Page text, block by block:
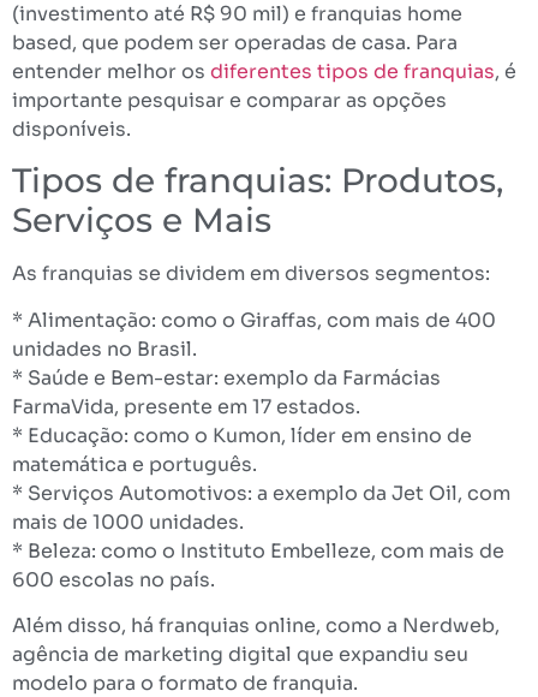
(investimento até R$ 90 mil) e franquias home
based, que podem ser operadas de casa. Para
entender melhor os diferentes tipos de franquias, é
importante pesquisar e comparar as opções
disponíveis.
Tipos de franquias: Produtos,
Serviços e Mais
As franquias se dividem em diversos segmentos:
* Alimentação: como o Giraffas, com mais de 400
unidades no Brasil.
* Saúde e Bem-estar: exemplo da Farmácias
FarmaVida, presente em 17 estados.
* Educação: como o Kumon, líder em ensino de
matemática e português.
* Serviços Automotivos: a exemplo da Jet Oil, com
mais de 1000 unidades.
* Beleza: como o Instituto Embelleze, com mais de
600 escolas no país.
Além disso, há franquias online, como a Nerdweb,
agência de marketing digital que expandiu seu
modelo para o formato de franquia.